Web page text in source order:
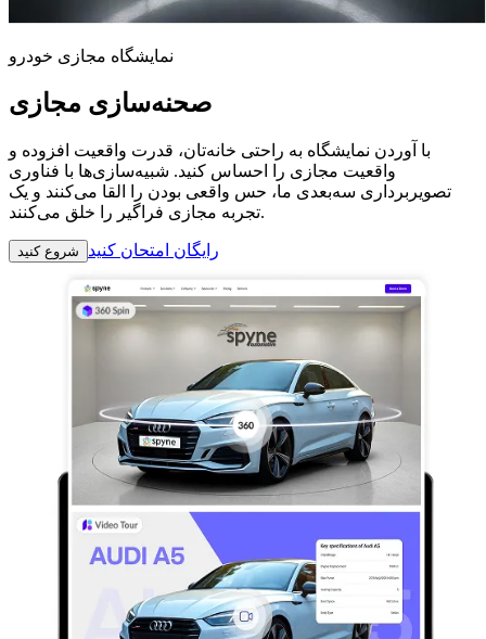
نمایشگاه مجازی خودرو
صحنه‌سازی مجازی
با آوردن نمایشگاه به راحتی خانه‌تان، قدرت واقعیت افزوده و
واقعیت مجازی را احساس کنید. شبیه‌سازی‌ها با فناوری
تصویربرداری سه‌بعدی ما، حس واقعی بودن را القا می‌کنند و یک
تجربه مجازی فراگیر را خلق می‌کنند.
شروع کنید رایگان امتحان کنید